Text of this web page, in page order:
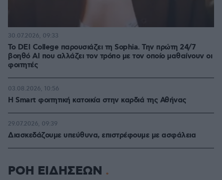
Το DEI College παρουσιάζει τη Sophia. Την πρώτη 24/7
βοηθό AI που αλλάζει τον τρόπο με τον οποίο μαθαίνουν οι
φοιτητές
30.07.2026, 09:33
Η Smart φοιτητική κατοικία στην καρδιά της Αθήνας
03.08.2026, 10:56
Διασκεδάζουμε υπεύθυνα, επιστρέφουμε με ασφάλεια
29.07.2026, 09:39
ΡΟΗ ΕΙΔΗΣΕΩΝ